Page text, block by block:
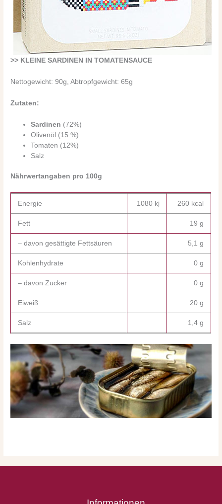
>> KLEINE SARDINEN IN TOMATENSAUCE
Nettogewicht: 90g, Abtropfgewicht: 65g
Zutaten:
Sardinen (72%)
Olivenöl (15 %)
Tomaten (12%)
Salz
Nährwertangaben pro 100g
Energie 1080 kj 260 kcal
Fett 19 g
– davon gesättigte Fettsäuren 5,1 g
Kohlenhydrate 0 g
– davon Zucker 0 g
Eiweiß 20 g
Salz 1,4 g